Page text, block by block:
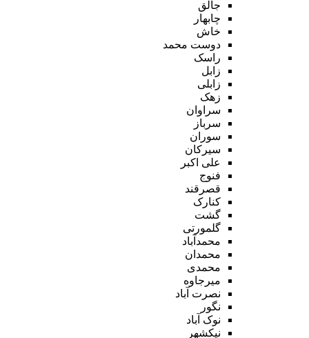
جالق
چابهار
خاش
دوست محمد
راسک
زابل
زابلی
زهک
سراوان
سرباز
سوران
سیرکان
علی اکبر
فنوج
قصرقند
کنارک
گشت
گلمورتی
محمدآباد
محمدان
محمدی
میرجاوه
نصرت آباد
نگور
نوک آباد
نیکشهر